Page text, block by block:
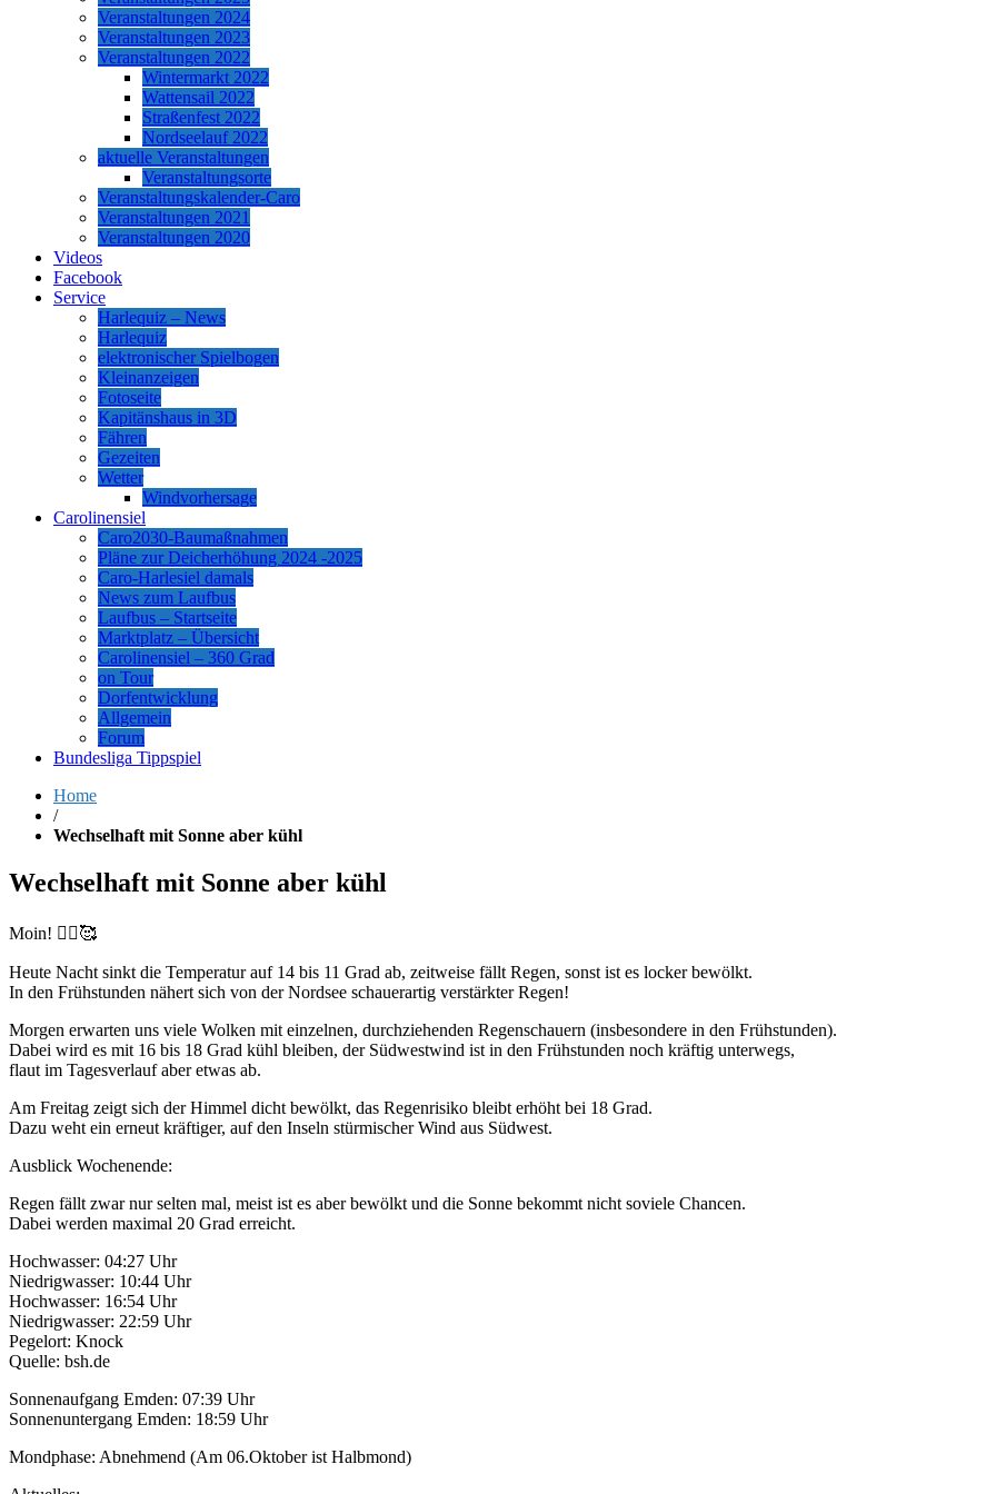
Veranstaltungen 2024
Veranstaltungen 2023
Veranstaltungen 2022
Wintermarkt 2022
Wattensail 2022
Straßenfest 2022
Nordseelauf 2022
aktuelle Veranstaltungen
Veranstaltungsorte
Veranstaltungskalender-Caro
Veranstaltungen 2021
Veranstaltungen 2020
Videos
Facebook
Service
Harlequiz – News
Harlequiz
elektronischer Spielbogen
Kleinanzeigen
Fotoseite
Kapitänshaus in 3D
Fähren
Gezeiten
Wetter
Windvorhersage
Carolinensiel
Caro2030-Baumaßnahmen
Pläne zur Deicherhöhung 2024 -2025
Caro-Harlesiel damals
News zum Laufbus
Laufbus – Startseite
Marktplatz – Übersicht
Carolinensiel – 360 Grad
on Tour
Dorfentwicklung
Allgemein
Forum
Bundesliga Tippspiel
Home
/
Wechselhaft mit Sonne aber kühl
Wechselhaft mit Sonne aber kühl
Moin! 🙋‍♂️🥰
Heute Nacht sinkt die Temperatur auf 14 bis 11 Grad ab, zeitweise fällt Regen, sonst ist es locker bewölkt.
In den Frühstunden nähert sich von der Nordsee schauerartig verstärkter Regen!
Morgen erwarten uns viele Wolken mit einzelnen, durchziehenden Regenschauern (insbesondere in den Frühstunden).
Dabei wird es mit 16 bis 18 Grad kühl bleiben, der Südwestwind ist in den Frühstunden noch kräftig unterwegs,
flaut im Tagesverlauf aber etwas ab.
Am Freitag zeigt sich der Himmel dicht bewölkt, das Regenrisiko bleibt erhöht bei 18 Grad.
Dazu weht ein erneut kräftiger, auf den Inseln stürmischer Wind aus Südwest.
Ausblick Wochenende:
Regen fällt zwar nur selten mal, meist ist es aber bewölkt und die Sonne bekommt nicht soviele Chancen.
Dabei werden maximal 20 Grad erreicht.
Hochwasser: 04:27 Uhr
Niedrigwasser: 10:44 Uhr
Hochwasser: 16:54 Uhr
Niedrigwasser: 22:59 Uhr
Pegelort: Knock
Quelle: bsh.de
Sonnenaufgang Emden: 07:39 Uhr
Sonnenuntergang Emden: 18:59 Uhr
Mondphase: Abnehmend (Am 06.Oktober ist Halbmond)